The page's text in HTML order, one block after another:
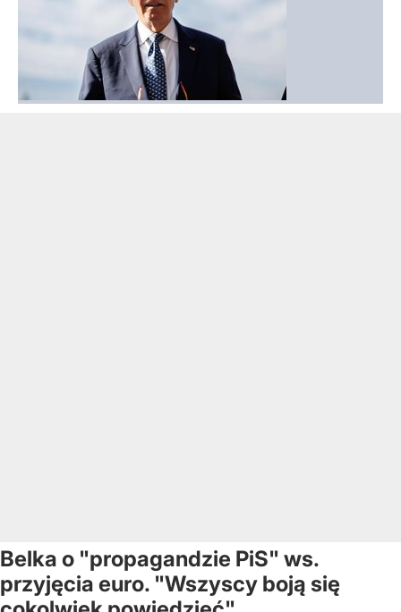
Belka o "propagandzie PiS" ws.
przyjęcia euro. "Wszyscy boją się